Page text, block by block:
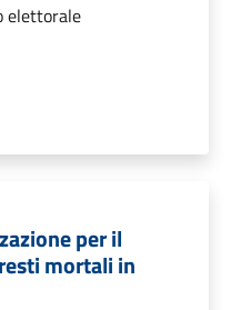
elettorale
per il
mortali in